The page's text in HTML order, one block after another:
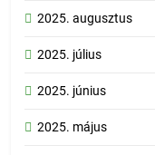
2025. augusztus
2025. július
2025. június
2025. május